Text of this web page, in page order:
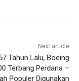
Next article
Tahun Lalu, Boeing
Terbang Perdana –
Populer Digunakan